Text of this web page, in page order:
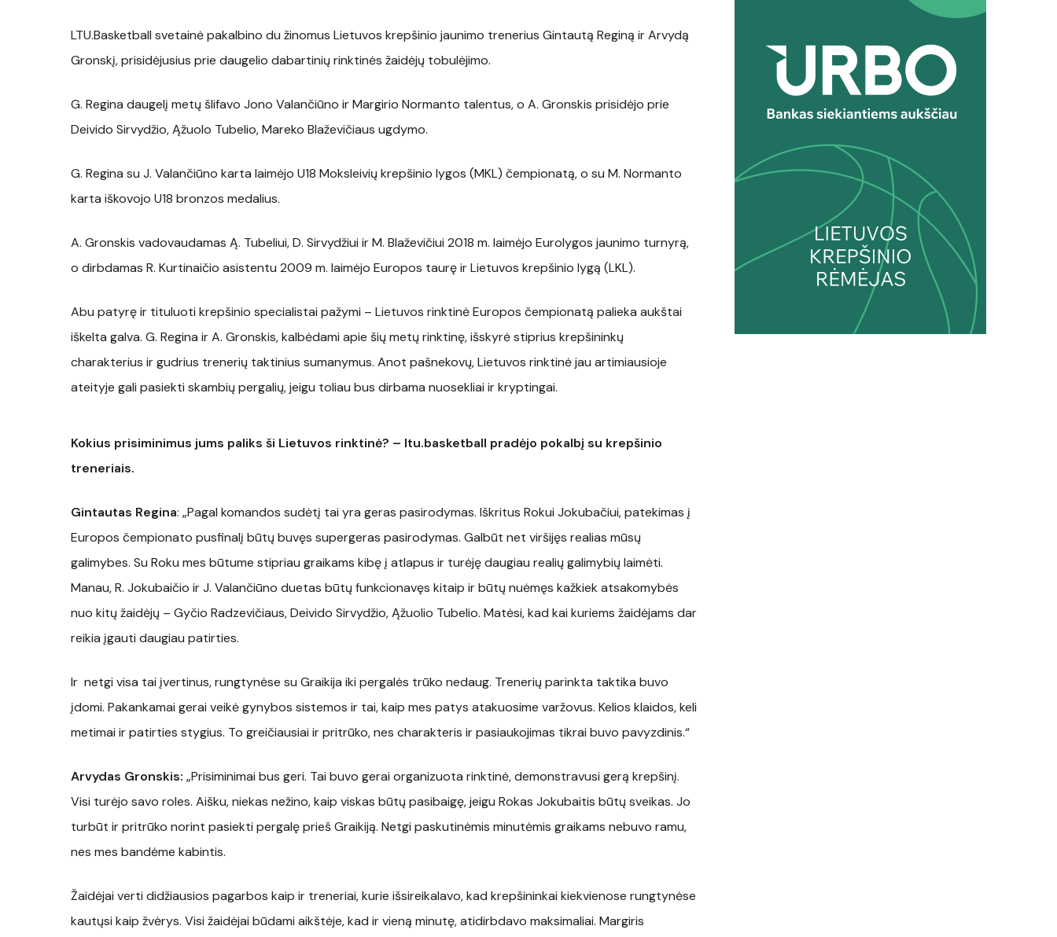
LTU.Basketball svetainė pakalbino du žinomus Lietuvos krepšinio jaunimo trenerius Gintautą Reginą ir Arvydą
Gronskį, prisidėjusius prie daugelio dabartinių rinktinės žaidėjų tobulėjimo.
G. Regina daugelį metų šlifavo Jono Valančiūno ir Margirio Normanto talentus, o A. Gronskis prisidėjo prie
Deivido Sirvydžio, Ąžuolo Tubelio, Mareko Blaževičiaus ugdymo.
G. Regina su J. Valančiūno karta laimėjo U18 Moksleivių krepšinio lygos (MKL) čempionatą, o su M. Normanto
karta iškovojo U18 bronzos medalius.
A. Gronskis vadovaudamas Ą. Tubeliui, D. Sirvydžiui ir M. Blaževičiui 2018 m. laimėjo Eurolygos jaunimo turnyrą,
o dirbdamas R. Kurtinaičio asistentu 2009 m. laimėjo Europos taurę ir Lietuvos krepšinio lygą (LKL).
Abu patyrę ir tituluoti krepšinio specialistai pažymi – Lietuvos rinktinė Europos čempionatą palieka aukštai
iškelta galva. G. Regina ir A. Gronskis, kalbėdami apie šių metų rinktinę, išskyrė stiprius krepšininkų
charakterius ir gudrius trenerių taktinius sumanymus. Anot pašnekovų, Lietuvos rinktinė jau artimiausioje
ateityje gali pasiekti skambių pergalių, jeigu toliau bus dirbama nuosekliai ir kryptingai.
Kokius prisiminimus jums paliks ši Lietuvos rinktinė? – ltu.basketball pradėjo pokalbį su krepšinio
treneriais.
Gintautas Regina: „Pagal komandos sudėtį tai yra geras pasirodymas. Iškritus Rokui Jokubačiui, patekimas į
Europos čempionato pusfinalį būtų buvęs supergeras pasirodymas. Galbūt net viršijęs realias mūsų
galimybes. Su Roku mes būtume stipriau graikams kibę į atlapus ir turėję daugiau realių galimybių laimėti.
Manau, R. Jokubaičio ir J. Valančiūno duetas būtų funkcionavęs kitaip ir būtų nuėmęs kažkiek atsakomybės
nuo kitų žaidėjų – Gyčio Radzevičiaus, Deivido Sirvydžio, Ąžuolio Tubelio. Matėsi, kad kai kuriems žaidėjams dar
reikia įgauti daugiau patirties.
Ir netgi visa tai įvertinus, rungtynėse su Graikija iki pergalės trūko nedaug. Trenerių parinkta taktika buvo
įdomi. Pakankamai gerai veikė gynybos sistemos ir tai, kaip mes patys atakuosime varžovus. Kelios klaidos, keli
metimai ir patirties stygius. To greičiausiai ir pritrūko, nes charakteris ir pasiaukojimas tikrai buvo pavyzdinis.“
Arvydas Gronskis: „Prisiminimai bus geri. Tai buvo gerai organizuota rinktinė, demonstravusi gerą krepšinį.
Visi turėjo savo roles. Aišku, niekas nežino, kaip viskas būtų pasibaigę, jeigu Rokas Jokubaitis būtų sveikas. Jo
turbūt ir pritrūko norint pasiekti pergalę prieš Graikiją. Netgi paskutinėmis minutėmis graikams nebuvo ramu,
nes mes bandėme kabintis.
Žaidėjai verti didžiausios pagarbos kaip ir treneriai, kurie išsireikalavo, kad krepšininkai kiekvienose rungtynėse
kautųsi kaip žvėrys. Visi žaidėjai būdami aikštėje, kad ir vieną minutę, atidirbdavo maksimaliai. Margiris